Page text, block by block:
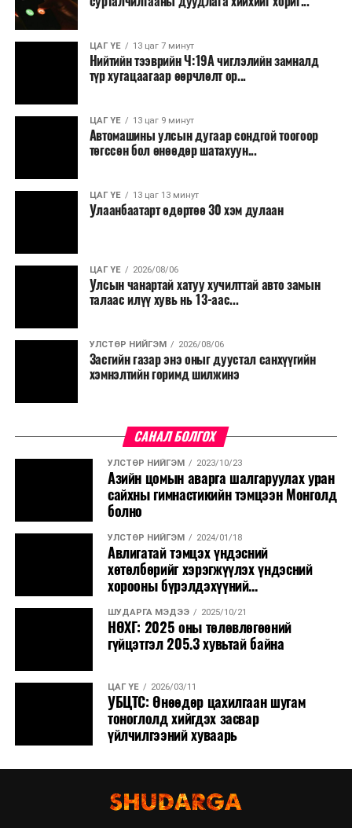
эрүүл мэндийн салбар уг хэмнэлтийн горимд
хамрагдахгүй бөгөөд цэцэрлэг, сургуулийн хүүхдийн
эрт илрүүлэг, вакцинжуулалт, томуу, томуу төст
өвчний эсрэг арга хэмжээ зэрэг зайлшгүй
үргэлжилнэ гэж Ерөнхий сайд Н.Учрал онцоллоо.
Мөн бүх шатны төсвийн ерөнхийлөн захирагч нарт
салбар бүрдээ урсгал зардлыг 20 хувиар бууруулах,
нөхөн томилгоо хийхгүй байх, аялал, амралт, зугаалга,
хамт олны урлаг, спортын арга хэмжээг зохион
байгуулахгүй байх, төрийн албанд шинэ орон тоо бий
сургалтыг цахим хэлбэрт шилжүүлэх, төрийн албан
хаагчдыг зарим өдрүүдэд цахимаар ажиллуулах арга
хэмжээг үргэлжлүүлэхийг үүрэг болголоо.
Төсвийн сахилга бат сайжирч, эдийн засгийн нөхцөл
байдал хэвийн болсон тохиолдолд эдгээр
хязгаарлалтыг үе шаттайгаар сулруулах юм.
ЦАГ ҮЕ 13 цаг 7 минут
Нийтийн тээврийн Ч:19А чиглэлийн замналд
түр хугацаагаар өөрчлөлт ор...
ЦАГ ҮЕ 13 цаг 9 минут
Автомашины улсын дугаар сондгой тоогоор
төгссөн бол өнөөдөр шатахуун...
ЦАГ ҮЕ 13 цаг 13 минут
Улаанбаатарт өдөртөө 30 хэм дулаан
ЦАГ ҮЕ 2026/08/06
Улсын чанартай хатуу хучилттай авто замын
талаас илүү хувь нь 13-аас...
УЛСТӨР НИЙГЭМ 2026/08/06
Засгийн газар энэ оныг дуустал санхүүгийн
хэмнэлтийн горимд шилжинэ
САНАЛ БОЛГОХ
УЛСТӨР НИЙГЭМ 2023/10/23
Азийн цомын аварга шалгаруулах уран
сайхны гимнастикийн тэмцээн Монголд
болно
УЛСТӨР НИЙГЭМ 2024/01/18
Авлигатай тэмцэх үндэсний
хөтөлбөрийг хэрэгжүүлэх үндэсний
хорооны бүрэлдэхүүний...
ШУДАРГА МЭДЭЭ 2025/10/21
НӨХГ: 2025 оны төлөвлөгөөний
гүйцэтгэл 205.3 хувьтай байна
ЦАГ ҮЕ 2026/03/11
УБЦТС: Өнөөдөр цахилгаан шугам
тоноглолд хийгдэх засвар
үйлчилгээний хуваарь